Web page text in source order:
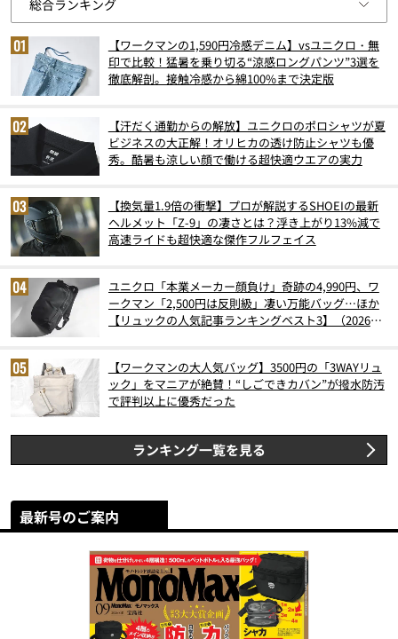
【ワークマンの1,590円冷感デニム】vsユニクロ・無
印で比較！猛暑を乗り切る“涼感ロングパンツ”3選を
徹底解剖。接触冷感から綿100%まで決定版
【汗だく通勤からの解放】ユニクロのポロシャツが夏
ビジネスの大正解！オリヒカの透け防止シャツも優
秀。酷暑も涼しい顔で働ける超快適ウエアの実力
【換気量1.9倍の衝撃】プロが解説するSHOEIの最新
ヘルメット「Z-9」の凄さとは？浮き上がり13%減で
高速ライドも超快適な傑作フルフェイス
ユニクロ「本業メーカー顔負け」奇跡の4,990円、ワ
ークマン「2,500円は反則級」凄い万能バッグ…ほか
【リュックの人気記事ランキングベスト3】（2026年
【ワークマンの大人気バッグ】3500円の「3WAYリュ
ック」をマニアが絶賛！“しごできカバン”が撥水防汚
で評判以上に優秀だった
ランキング一覧を見る
最新号のご案内